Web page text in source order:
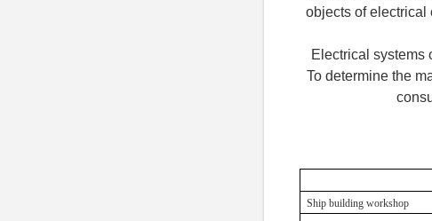
objects of electrical
Electrical systems
To determine the
Ship building workshop